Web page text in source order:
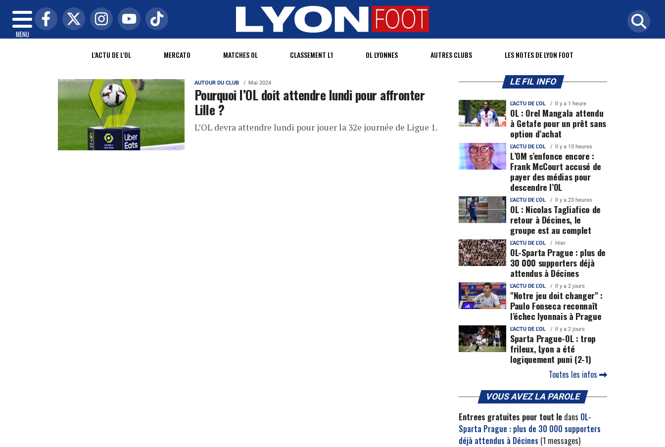
MENU
L'ACTU DE L'OL MERCATO MATCHES OL CLASSEMENT L1 OL LYONNES AUTRES CLUBS LES NOTES DE LYON FOOT
AUTOUR DU CLUB Mai 2024
Pourquoi l’OL doit attendre lundi pour affronter
Lille ?
L’OL devra attendre lundi pour jouer la 32e journée de Ligue 1.
LE FIL INFO
L'ACTU DE L'OL Il y a 1 heure
OL : Orel Mangala attendu
à Getafe pour un prêt sans
option d’achat
L'ACTU DE L'OL Il y a 15 heures
L’OM s’enfonce encore :
Frank McCourt accusé de
payer des médias pour
descendre l’OL
L'ACTU DE L'OL Il y a 23 heures
OL : Nicolas Tagliafico de
retour à Décines, le
groupe est au complet
L'ACTU DE L'OL Hier
OL-Sparta Prague : plus de
30 000 supporters déjà
attendus à Décines
L'ACTU DE L'OL Il y a 2 jours
"Notre jeu doit changer" :
Paulo Fonseca reconnaît
l’échec lyonnais à Prague
L'ACTU DE L'OL Il y a 2 jours
Sparta Prague-OL : trop
frileux, Lyon a été
logiquement puni (2-1)
Toutes les infos
VOUS AVEZ LA PAROLE
Entrees gratuites pour tout le dans OL-
Sparta Prague : plus de 30 000 supporters
déjà attendus à Décines (1 messages)